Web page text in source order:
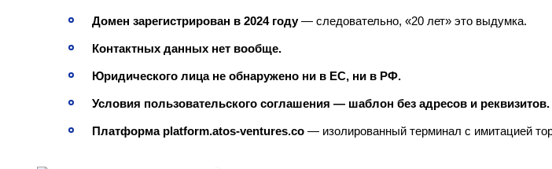
Домен зарегистрирован в 2024 году— следовательно, «20 лет» это выдумка.
Контактных данных нет вообще.
Юридического лица не обнаружено ни в ЕС, ни в РФ.
Условия пользовательского соглашения — шаблон без адресов и реквизитов.
Платформа platform.atos-ventures.co — изолированный терминал с имитацией